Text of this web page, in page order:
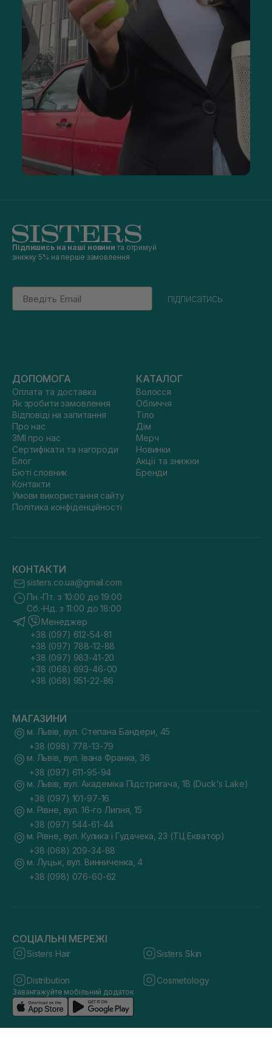
Підпишись на наші новини та отримуй
знижку 5% на перше замовлення
Email
підписатись
ДОПОМОГА
Оплата та доставка
Як зробити замовлення
Відповіді на запитання
Про нас
ЗМІ про нас
Сертифікати та нагороди
Блог
Бюті словник
Контакти
Умови використання сайту
Політика конфіденційності
КАТАЛОГ
Волосся
Обличчя
Тіло
Дім
Мерч
Новинки
Акції та знижки
Бренди
КОНТАКТИ
sisters.co.ua@gmail.com
Пн.-Пт. з 10:00 до 19:00
Сб.-Нд. з 11:00 до 18:00
Менеджер
+38 (097) 612-54-81
+38 (097) 788-12-88
+38 (097) 983-41-20
+38 (068) 693-46-00
+38 (068) 951-22-86
МАГАЗИНИ
м. Львів, вул. Степана Бандери, 45
+38 (098) 778-13-79
м. Львів, вул. Івана Франка, 36
+38 (097) 611-95-94
м. Львів, вул. Академіка Підстригача, 1В (Duck's Lake)
+38 (097) 101-97-16
м. Рівне, вул. 16-го Липня, 15
+38 (097) 544-61-44
м. Рівне, вул. Кулика і Гудачека, 23 (ТЦ Екватор)
+38 (068) 209-34-88
м. Луцьк, вул. Винниченка, 4
+38 (098) 076-60-62
СОЦІАЛЬНІ МЕРЕЖІ
Sisters Hair Sisters Skin
Distribution Cosmetology
Завантажуйте мобільний додаток